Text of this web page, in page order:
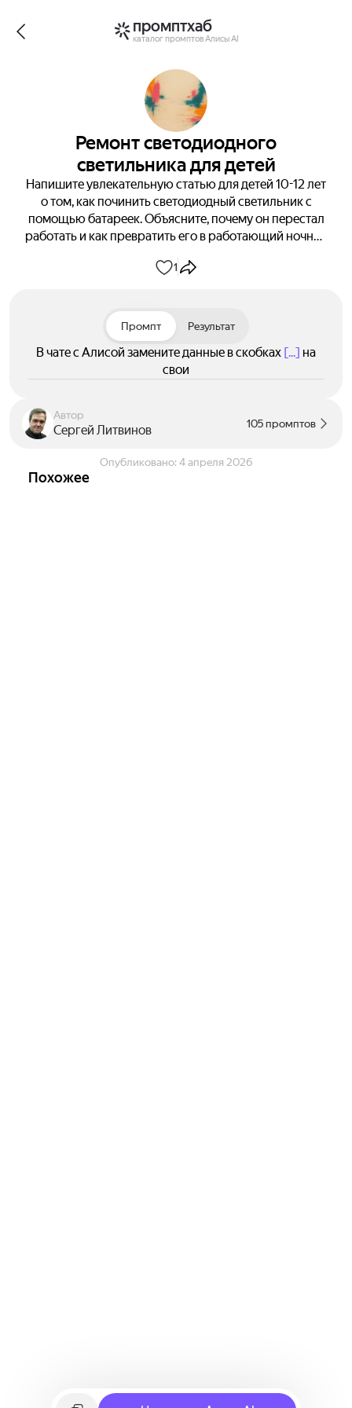
промптхаб
каталог промптов Алисы AI
Ремонт светодиодного
светильника для детей
Напишите увлекательную статью для детей 10-12 лет
о том, как починить светодиодный светильник с
помощью батареек. Объясните, почему он перестал
работать и как превратить его в работающий ночник
покажите, как из неисправного прибора сделать
1
Промпт Результат
В чате с Алисой замените данные в скобках [...] на
свои
Автор
Сергей Литвинов 105 промптов
Опубликовано: 4 апреля 2026
Похожее